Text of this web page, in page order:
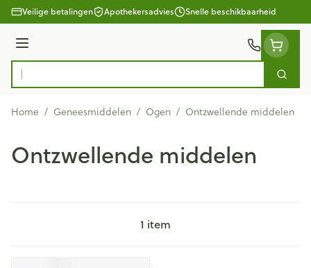
Ga naar de inhoud
Veilige betalingen Apothekersadvies Snelle beschikbaarheid
Menu
Product, merk, categorie...
Zoek
Home / Geneesmiddelen / Ogen / Ontzwellende middelen
Ontzwellende middelen
1 item